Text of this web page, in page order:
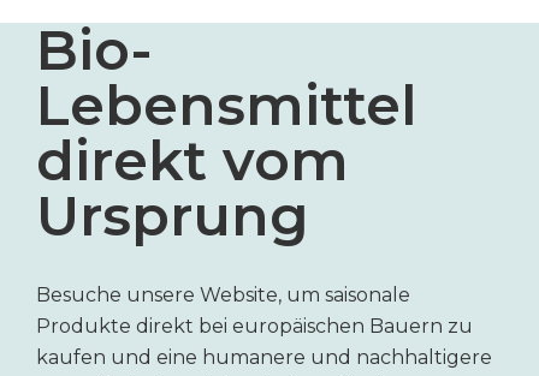
Bio-
Lebensmittel
direkt vom
Ursprung
Besuche unsere Website, um saisonale
Produkte direkt bei europäischen Bauern zu
kaufen und eine humanere und nachhaltigere